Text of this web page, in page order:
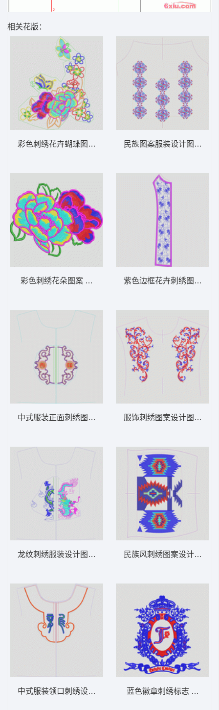
相关花版：
彩色刺绣花卉蝴蝶图案 花经典
彩色刺绣花朵图案 花经典
中式服装正面刺绣图案 民族
龙纹刺绣服装设计图 龙动物
中式服装领口刺绣设计图 吉祥民族
民族图案服装设计图 十字
紫色边框花卉刺绣图案 花
服饰刺绣图案设计图 抽象
民族风刺绣图案设计图 几
蓝色徽章刺绣标志 徽章